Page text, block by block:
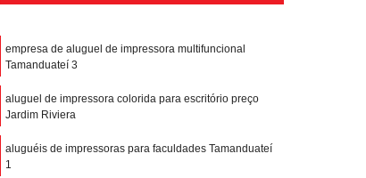
empresa de aluguel de impressora multifuncional
Tamanduateí 3
aluguel de impressora colorida para escritório preço
Jardim Riviera
aluguéis de impressoras para faculdades Tamanduateí
1